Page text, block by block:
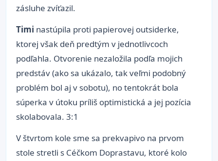
zásluhe zvíťazil.
Timi nastúpila proti papierovej outsiderke,
ktorej však deň predtým v jednotlivcoch
podľahla. Otvorenie nezaložila podľa mojich
predstáv (ako sa ukázalo, tak veľmi podobný
problém bol aj v sobotu), no tentokrát bola
súperka v útoku príliš optimistická a jej pozícia
skolabovala. 3:1
V štvrtom kole sme sa prekvapivo na prvom
stole stretli s Céčkom Doprastavu, ktoré kolo